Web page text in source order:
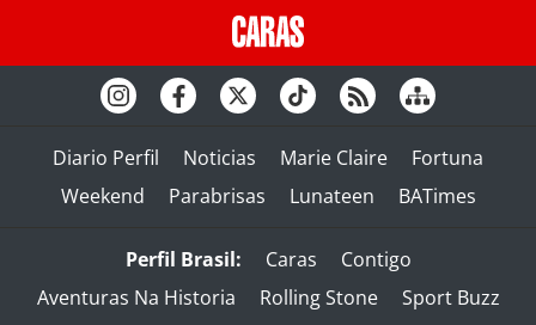
Diario Perfil Noticias Marie Claire
Fortuna
Weekend
Parabrisas Lunateen BATimes
Perfil Brasil: Caras
Contigo
Aventuras Na Historia
Rolling Stone
Sport Buzz